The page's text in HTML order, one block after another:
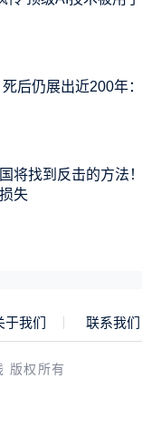
后仍展出近200年：
将找到反击的方法！
失
于我们 联系我们
版权所有